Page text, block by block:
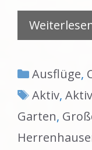
Kategorien
Ausflüge,
Aktiv,
Garten,